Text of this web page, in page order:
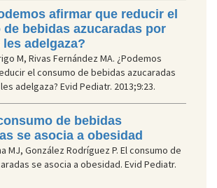
afirmar que reducir el
bebidas azucaradas por
adelgaza?
M, Rivas Fernández MA. ¿Podemos
el consumo de bebidas azucaradas
adelgaza? Evid Pediatr. 2013;9:23.
de bebidas
se asocia a obesidad
MJ, González Rodríguez P. El consumo de
se asocia a obesidad. Evid Pediatr.